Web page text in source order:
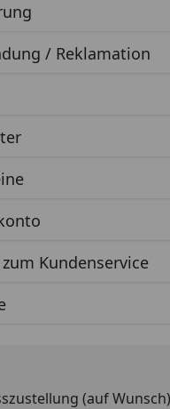
/ Reklamation
Kundenservice
(auf Wunsch)